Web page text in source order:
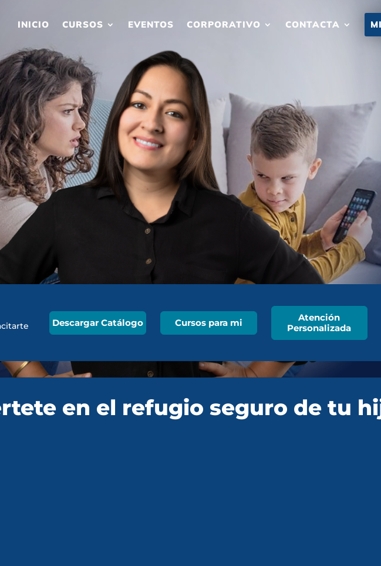
INICIO CURSOS EVENTOS CORPORATIVO CONTACTA
Descargar Catálogo Cursos para mi
Atención
Personalizada
en el refugio seguro de tu